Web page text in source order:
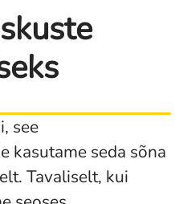
see
kasutame seda sõna
Tavaliselt, kui